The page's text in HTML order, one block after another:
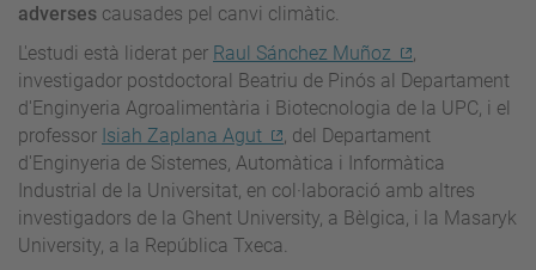
adverses causades pel canvi climàtic.
L'estudi està liderat per Raul Sánchez Muñoz
,
investigador postdoctoral Beatriu de Pinós al Departament
d'Enginyeria Agroalimentària i Biotecnologia de la UPC, i el
professor Isiah Zaplana Agut
, del Departament
d'Enginyeria de Sistemes, Automàtica i Informàtica
Industrial de la Universitat, en col·laboració amb altres
investigadors de la Ghent University, a Bèlgica, i la Masaryk
University, a la República Txeca.